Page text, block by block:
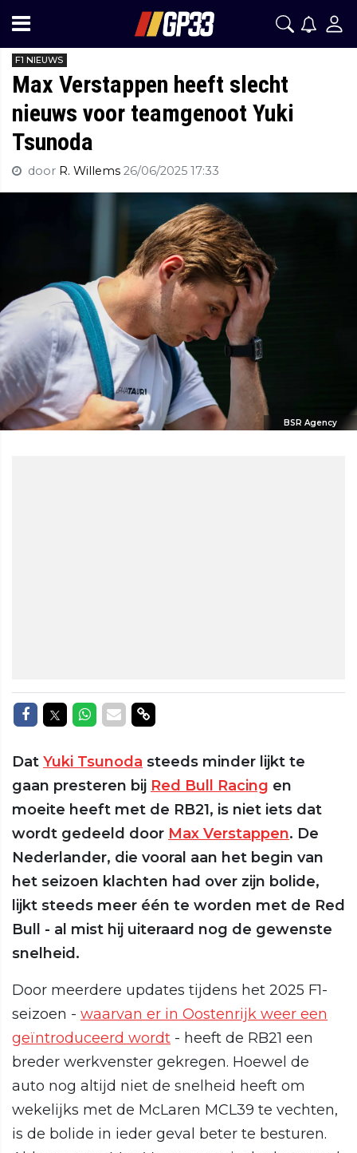
F1 NIEUWS
Max Verstappen heeft slecht
nieuws voor teamgenoot Yuki
Tsunoda
door R. Willems 26/06/2025 17:33
BSR Agency
Delen op Facebook
Delen op Twitter
Delen op Whatsapp
Delen via Mail
Delen via link
Dat Yuki Tsunoda steeds minder lijkt te
gaan presteren bij Red Bull Racing en
moeite heeft met de RB21, is niet iets dat
wordt gedeeld door Max Verstappen. De
Nederlander, die vooral aan het begin van
het seizoen klachten had over zijn bolide,
lijkt steeds meer één te worden met de Red
Bull - al mist hij uiteraard nog de gewenste
snelheid.
Door meerdere updates tijdens het 2025 F1-
seizoen - waarvan er in Oostenrijk weer een
geïntroduceerd wordt - heeft de RB21 een
breder werkvenster gekregen. Hoewel de
auto nog altijd niet de snelheid heeft om
wekelijks met de McLaren MCL39 te vechten,
is de bolide in ieder geval beter te besturen.